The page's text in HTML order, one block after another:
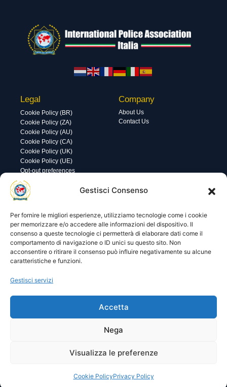
Gestisci Consenso
Per fornire le migliori esperienze, utilizziamo tecnologie come i cookie
per memorizzare e/o accedere alle informazioni del dispositivo. Il
consenso a queste tecnologie ci permetterà di elaborare dati come il
comportamento di navigazione o ID unici su questo sito. Non
acconsentire o ritirare il consenso può influire negativamente su alcune
caratteristiche e funzioni.
Gestisci servizi
Accetta
Nega
Visualizza le preferenze
Cookie PolicyPrivacy Policy
Legal
Cookie Policy (BR)
Cookie Policy (ZA)
Cookie Policy (AU)
Cookie Policy (CA)
Cookie Policy (UK)
Cookie Policy (UE)
Opt-out preferences
Company
About Us
Contact Us
Utility
Visite di oggi: 64
Visite totali: 13720
Area gestione
© 2025 I.P.A. Italia E.T.S. n. 36463 – Via Niccolò Copernico nr.
ipaitalia@pec.ipa-italia.it –Powered by